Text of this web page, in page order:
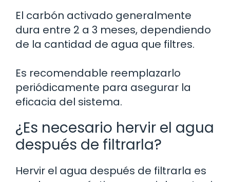
El carbón activado generalmente
dura entre 2 a 3 meses, dependiendo
de la cantidad de agua que filtres.
Es recomendable reemplazarlo
periódicamente para asegurar la
eficacia del sistema.
¿Es necesario hervir el agua
después de filtrarla?
Hervir el agua después de filtrarla es